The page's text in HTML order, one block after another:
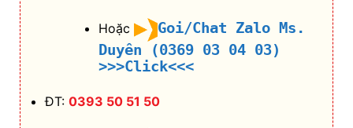
Hoặc
Goi/Chat Zalo Ms.
Duyên (0369 03 04 03)
>>>Click<<<
ĐT: 0393 50 51 50